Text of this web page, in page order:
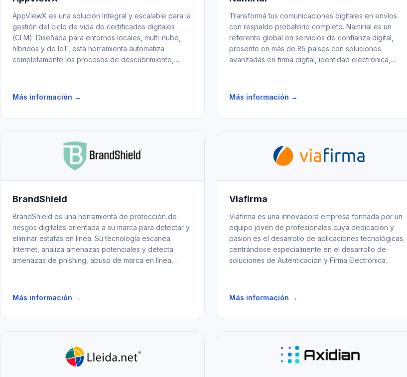
AppViewX es una solución integral y escalable para la
gestión del ciclo de vida de certificados digitales
(CLM). Diseñada para entornos locales, multi-nube,
híbridos y de IoT, esta herramienta automatiza
completamente los procesos de descubrimiento,
Con AppViewX, las organizaciones obtienen
Más información →
Transformá tus comunicaciones digitales en envíos
con respaldo probatorio completo. Namirial es un
referente global en servicios de confianza digital,
presente en más de 85 países con soluciones
avanzadas en firma digital, identidad electrónica,
Más información →
BrandShield
BrandShield es una herramienta de protección de
riesgos digitales orientada a su marca para detectar y
eliminar estafas en línea. Su tecnología escanea
Internet, analiza amenazas potenciales y detecta
amenazas de phishing, abuso de marca en línea,
Más información →
Viafirma
Viafirma es una innovadora empresa formada por un
equipo joven de profesionales cuya dedicación y
pasión es el desarrollo de aplicaciones tecnológicas,
centrándose especialmente en el desarrollo de
soluciones de Autenticación y Firma Electrónica.
Más información →